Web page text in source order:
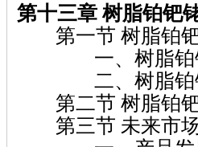
第十三章 树脂铂钯
第一节 树脂铂钯
一、树脂铂钯
二、树脂铂钯
第二节 树脂铂钯
第三节 未来市场